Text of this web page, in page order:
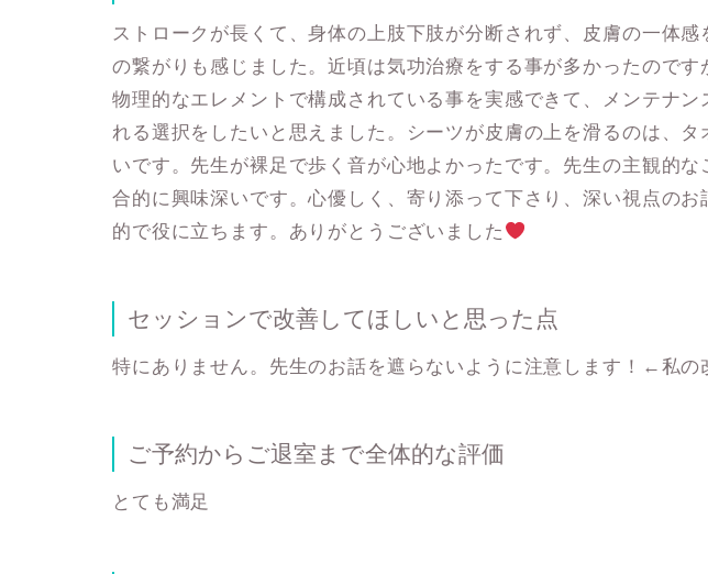
ストロークが長くて、身体の上肢下肢が分断されず、皮膚の一体感
の繋がりも感じました。近頃は気功治療をする事が多かったので
物理的なエレメントで構成されている事を実感できて、メンテナン
れる選択をしたいと思えました。シーツが皮膚の上を滑るのは、タ
いです。先生が裸足で歩く音が心地よかったです。先生の主観的な
合的に興味深いです。心優しく、寄り添って下さり、深い視点のお
的で役に立ちます。ありがとうございました
セッションで改善してほしいと思った点
特にありません。先生のお話を遮らないように注意します！←私の
ご予約からご退室まで全体的な評価
とても満足